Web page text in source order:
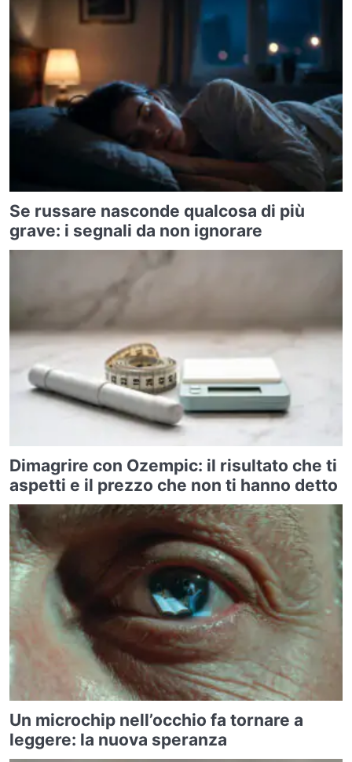
Se russare nasconde qualcosa di più
grave: i segnali da non ignorare
Dimagrire con Ozempic: il risultato che ti
aspetti e il prezzo che non ti hanno detto
Un microchip nell’occhio fa tornare a
leggere: la nuova speranza